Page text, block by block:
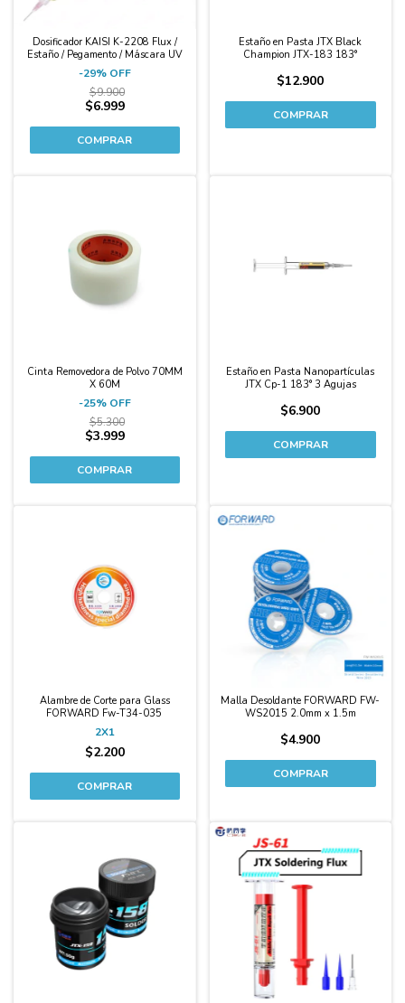
Dosificador KAISI K-2208 Flux /
Estaño / Pegamento / Máscara UV
-29% OFF
$9.900
$6.999
Estaño en Pasta JTX Black
Champion JTX-183 183°
$12.900
Cinta Removedora de Polvo 70MM
X 60M
-25% OFF
$5.300
$3.999
Estaño en Pasta Nanopartículas
JTX Cp-1 183° 3 Agujas
$6.900
Alambre de Corte para Glass
FORWARD Fw-T34-035
2X1
$2.200
Malla Desoldante FORWARD FW-
WS2015 2.0mm x 1.5m
$4.900
-14%